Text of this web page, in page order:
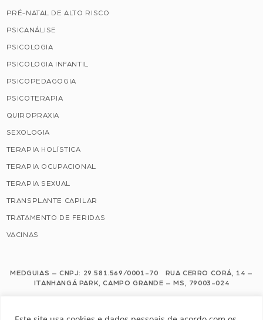
PRÉ-NATAL DE ALTO RISCO
PSICANÁLISE
PSICOLOGIA
PSICOLOGIA INFANTIL
PSICOPEDAGOGIA
PSICOTERAPIA
QUIROPRAXIA
SEXOLOGIA
TERAPIA HOLÍSTICA
TERAPIA OCUPACIONAL
TERAPIA SEXUAL
TRANSPLANTE CAPILAR
TRATAMENTO DE FERIDAS
VACINAS
MEDGUIAS – CNPJ: 29.581.569/0001-70 RUA CERRO CORÁ, 14 –
ITANHANGÁ PARK, CAMPO GRANDE – MS, 79003-024
Este site usa cookies e dados pessoais de acordo com os nossos Termos de